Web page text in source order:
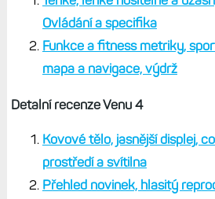
Ovládání a specifika
Funkce a fitness metriky,
mapa a navigace, výdrž
Detalní recenze Venu 4
Kovové tělo, jasnější displej,
prostředí a svítilna
Přehled novinek, hlasitý